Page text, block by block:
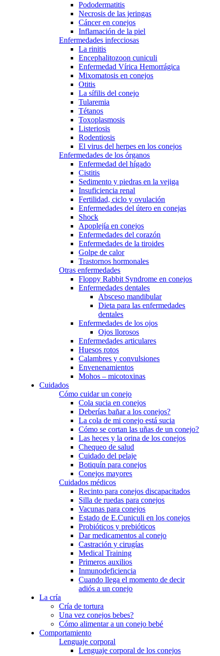
Pododermatitis
Necrosis de las jeringas
Cáncer en conejos
Inflamación de la piel
Enfermedades infecciosas
La rinitis
Encephalitozoon cuniculi
Enfermedad Vírica Hemorrágica
Mixomatosis en conejos
Otitis
La sífilis del conejo
Tularemia
Tétanos
Toxoplasmosis
Listeriosis
Rodentiosis
El virus del herpes en los conejos
Enfermedades de los órganos
Enfermedad del hígado
Cistitis
Sedimento y piedras en la vejiga
Insuficiencia renal
Fertilidad, ciclo y ovulación
Enfermedades del útero en conejas
Shock
Apoplejía en conejos
Enfermedades del corazón
Enfermedades de la tiroides
Golpe de calor
Trastornos hormonales
Otras enfermedades
Floppy Rabbit Syndrome en conejos
Enfermedades dentales
Absceso mandibular
Dieta para las enfermedades
dentales
Enfermedades de los ojos
Ojos llorosos
Enfermedades articulares
Huesos rotos
Calambres y convulsiones
Envenenamientos
Mohos – micotoxinas
Cuidados
Cómo cuidar un conejo
Cola sucia en conejos
Deberías bañar a los conejos?
La cola de mi conejo está sucia
Cómo se cortan las uñas de un conejo?
Las heces y la orina de los conejos
Chequeo de salud
Cuidado del pelaje
Botiquín para conejos
Conejos mayores
Cuidados médicos
Recinto para conejos discapacitados
Silla de ruedas para conejos
Vacunas para conejos
Estado de E.Cuniculi en los conejos
Probióticos y prebióticos
Dar medicamentos al conejo
Castración y cirugías
Medical Training
Primeros auxilios
Inmunodeficiencia
Cuando llega el momento de decir
adiós a un conejo
La cría
Cría de tortura
Una vez conejos bebes?
Cómo alimentar a un conejo bebé
Comportamiento
Lenguaje corporal
Lenguaje corporal de los conejos